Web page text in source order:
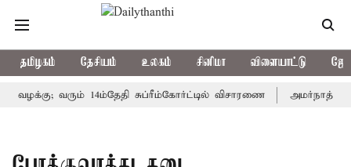
தமிழகம் தேசியம் உலகம் சினிமா விளையாட்டு
வழக்கு; வரும் 14ம்தேதி சுப்ரீம்கோர்ட்டில் விசாரணை அமர்நாத்